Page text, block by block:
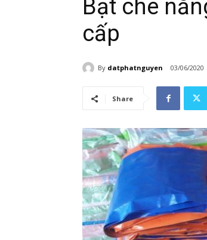
Bạt che
cấp
By datphatnguyen 03/06/2020
Share